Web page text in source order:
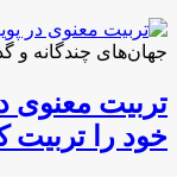
جهان‌های چندگانه و
تربیت معنوی
خود را تربیت